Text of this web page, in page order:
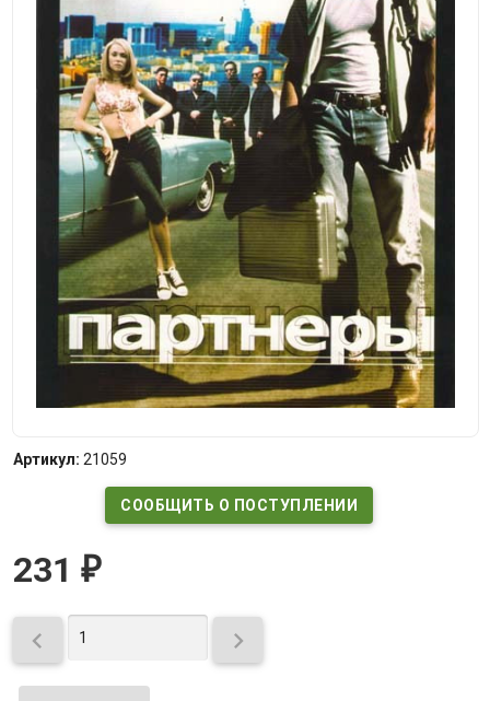
Артикул: 21059
СООБЩИТЬ О ПОСТУПЛЕНИИ
231 ₽
 